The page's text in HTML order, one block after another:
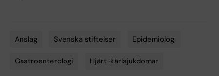
Anslag Svenska stiftelser Epidemiologi
Gastroenterologi Hjärt-kärlsjukdomar